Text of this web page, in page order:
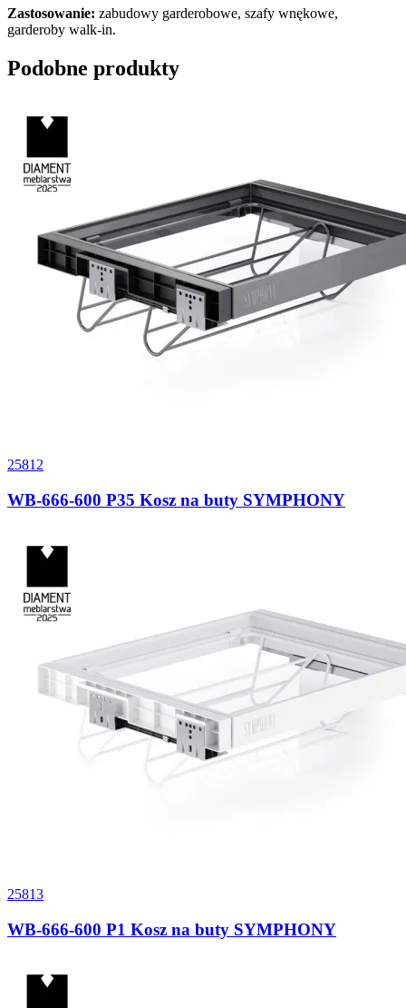
Zastosowanie: zabudowy garderobowe, szafy wnękowe,
garderoby walk-in.
Podobne produkty
25812
WB-666-600 P35 Kosz na buty SYMPHONY
25813
WB-666-600 P1 Kosz na buty SYMPHONY